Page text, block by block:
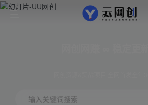
输入关键词搜索